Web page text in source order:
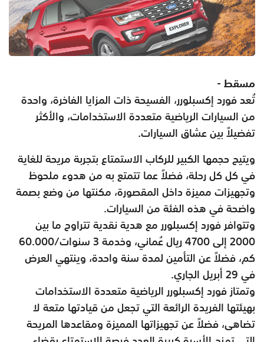
مسقط -
تُعد فورد إكسبلورر، الفسيحة ذات المزايا الفاخرة، واحدة
من السيارات الرياضية متعددة الاستخدامات، والأكثر
تفضيلاً بين عشاق السيارات.
ويتيح حجمها الكبير للركاب الاستمتاع بتجربة مريحة للغاية
في كل كل رحلة، فضلاً عما تتمتع به من هدوء ملحوظ
وتجهيزات مميزة داخل المقصورة، مكنتها من وضع بصمة
واضحة في هذه الفئة من السيارات.
وتتوافر فورد إكسبلورر مع هدية نقدية تتراوح ما بين
2000 إلى 4700 ريال عُماني، وخدمة 3 سنوات/‏‏60.000
كم، فضلاً عن التأمين لمدة سنة واحدة، وينتهي العرض
في 29 أبريل الجاري.
وتمتاز فورد إكسبلورر الرياضية متعددة الاستخدامات
بهيئتها الفريدة الرائعة التي تجعل من قيادتها متعة لا
تضاهى، فضلاً عن تجهيزاتها المميزة ومقاعدها المريحة